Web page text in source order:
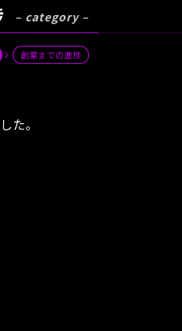
– category –
創業までの進捗
た。